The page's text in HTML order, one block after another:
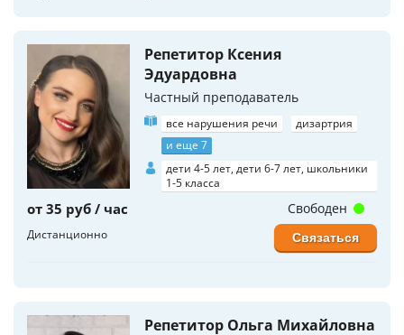
Репетитор Ксения
Эдуардовна
Частный преподаватель
все нарушения речи
дизартрия
и еще 7
дети 4-5 лет, дети 6-7 лет, школьники
1-5 класса
от 35 руб / час
Дистанционно
Свободен
Связаться
Репетитор Ольга Михайловна